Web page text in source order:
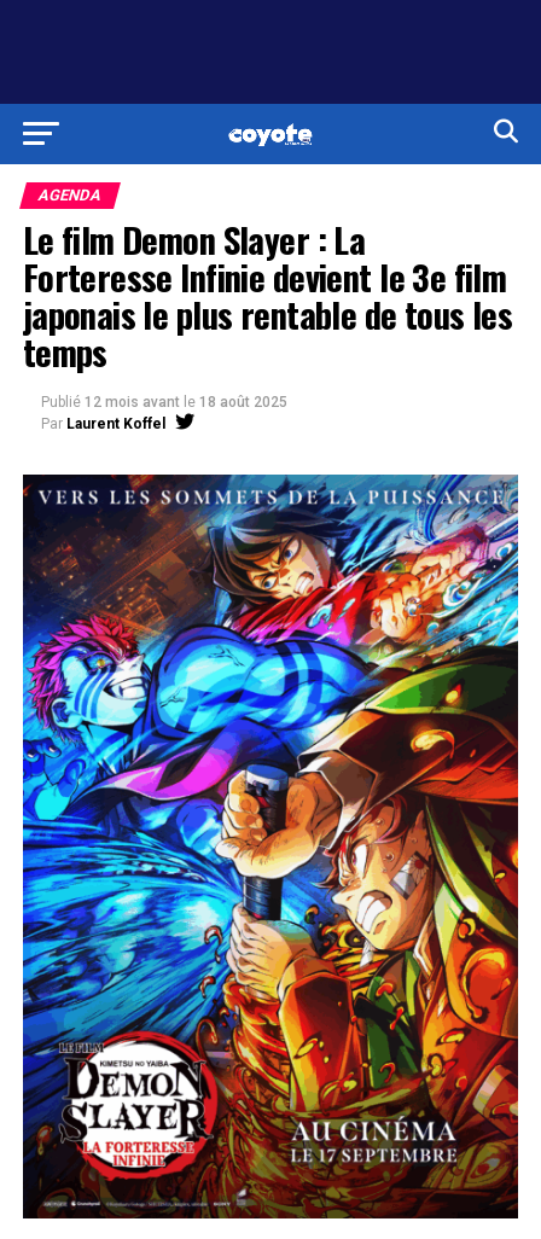
AGENDA
Le film Demon Slayer : La
Forteresse Infinie devient le 3e film
japonais le plus rentable de tous les
temps
Publié 12 mois avant le 18 août 2025
Par Laurent Koffel